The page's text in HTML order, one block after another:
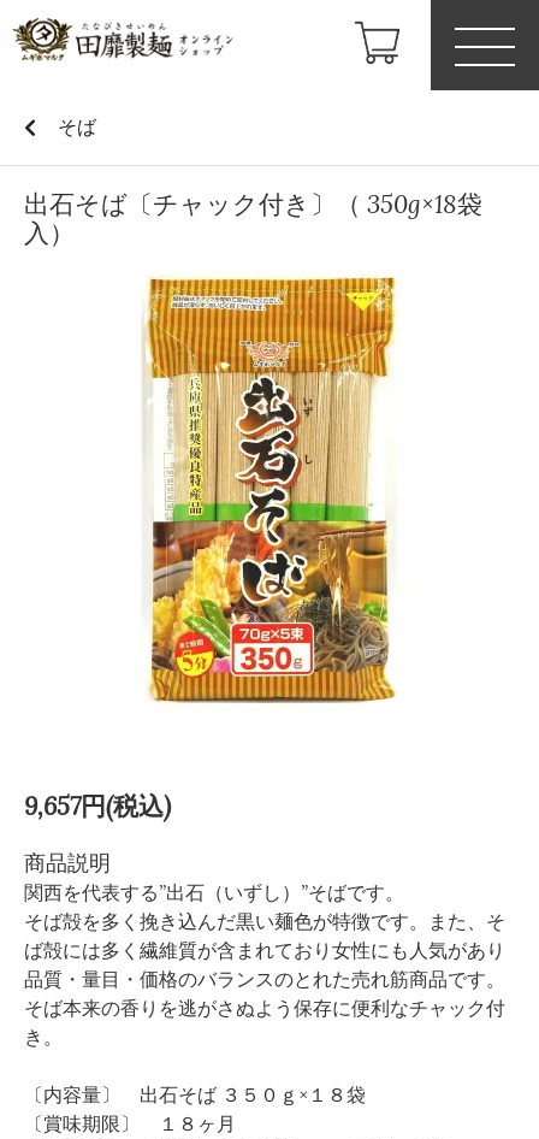
そば
出石そば〔チャック付き〕（ 350g×18袋
入）
9,657円(税込)
商品説明
関西を代表する”出石（いずし）”そばです。
そば殻を多く挽き込んだ黒い麺色が特徴です。また、そ
ば殻には多く繊維質が含まれており女性にも人気があり
品質・量目・価格のバランスのとれた売れ筋商品です。
そば本来の香りを逃がさぬよう保存に便利なチャック付
き。
〔内容量〕 出石そば ３５０ｇ×１８袋
〔賞味期限〕 １８ヶ月